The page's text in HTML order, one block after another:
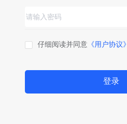
仔细阅读并同意 《用户协议》
登录